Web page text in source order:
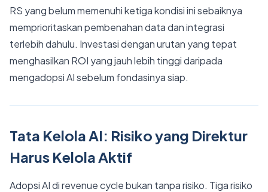
RS yang belum memenuhi ketiga kondisi ini sebaiknya
memprioritaskan pembenahan data dan integrasi
terlebih dahulu. Investasi dengan urutan yang tepat
menghasilkan ROI yang jauh lebih tinggi daripada
mengadopsi AI sebelum fondasinya siap.
Tata Kelola AI: Risiko yang Direktur
Harus Kelola Aktif
Adopsi AI di revenue cycle bukan tanpa risiko. Tiga risiko